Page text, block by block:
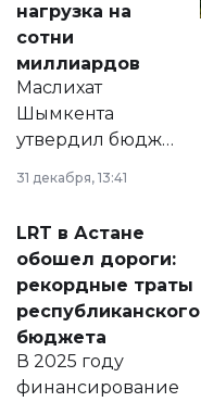
нагрузка на
сотни
миллиардов
Маслихат
Шымкента
утвердил бюджет
города на 2026–
2028 годы.
документ
появился в базе
нормативных
правовых актов и
на сайте маслихат
города.
31 декабря, 13:41
LRT в Астане
обошел дороги:
рекордные траты
республиканского
бюджета
В 2025 году
финансирование